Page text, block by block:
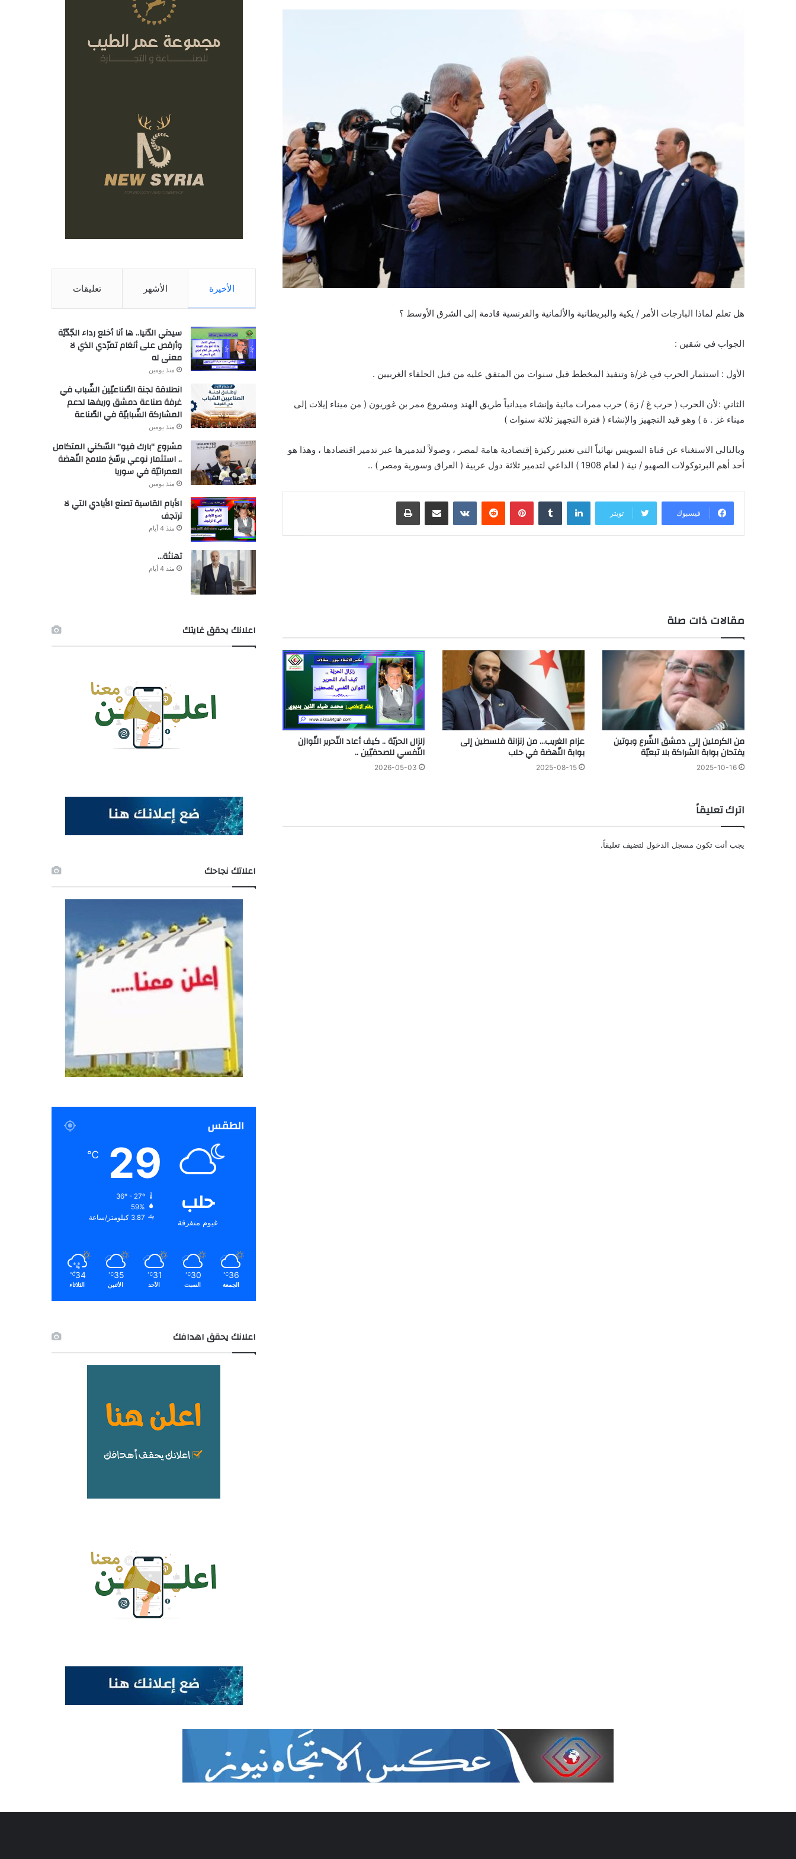
هل تعلم لماذا البارجات الأمر / يكية والبريطانية والألمانية والفرنسية قادمة إلى الشرق الأوسط ؟
الجواب في شقين :
الأول : استثمار الحرب في غز/ة وتنفيذ المخطط قبل سنوات من المتفق عليه من قبل الحلفاء الغربيين .
الثاني :لأن الحرب ( حرب غ / زة ) حرب ممرات مائية وإنشاء ميدانياً طريق الهند ومشروع ممر بن غوريون ( من ميناء إيلات إلى
ميناء غز . ة ) وهو قيد التجهيز والإنشاء ( فترة التجهيز ثلاثة سنوات )
وبالتالي الاستغناء عن قناة السويس نهائياً التي تعتبر ركيزة إقتصادية هامة لمصر ، وصولاً لتدميرها عبر تدمير اقتصادها ، وهذا هو
أحد أهم البرتوكولات الصهيو / نية ( لعام 1908 ) الداعي لتدمير ثلاثة دول عربية ( العراق وسورية ومصر ) ..
فيسبوك تويتر
لينكدإن بينتيريست مشاركة عبر البريد طباعة
مقالات ذات صلة
من الكرملين إلى دمشق الشّرع وبوتين
يفتحان بوابة الشراكة بلا تبعيّة
2025-10-16
عزام الغريب… من زنزانة فلسطين إلى
بوابة النّهضة في حلب
2025-08-15
زلزال الحريّة .. كيف أعاد التّحرير التّوازن
النّفسي للصحفيّين ..
2026-05-03
اترك تعليقاً
يجب أنت تكون مسجل الدخول لتضيف تعليقاً.
الأخيرة الأشهر تعليقات
سيدتي الدّنيا.. ها أنا أخلع رداء الجّدّيّة
وأرقص على أنغام تمرّدي الذي لا
معنى له
منذ يومين
انطلاقة لجنة الصّناعيّين الشّباب في
غرفة صناعة دمشق وريفها لدعم
المشاركة الشّبابيّة في الصّناعة
منذ يومين
مشروع “بارك فيو” السّكني المتكامل
.. استثمار نوعي يرسّخ ملامح النّهضة
العمرانيّة في سوريا
منذ يومين
الأيام القاسية تصنع الأيادي التي لا
ترتجف
منذ 4 أيام
تهنئة…
منذ 4 أيام
اعلانك يحقق غايتك
اعلاتك نجاحك
الطقس
حلب
غيوم متفرقة
29
℃
36º - 27º
59%
3.87 كيلومتر/ساعة
36
℃
الجمعة
30
℃
السبت
31
℃
الأحد
35
℃
الأثنين
34
℃
الثلاثاء
اعلانك يحقق اهدافك